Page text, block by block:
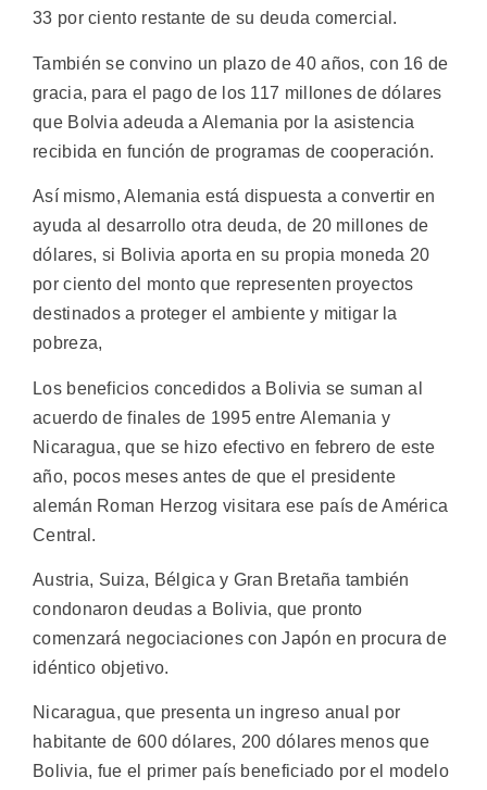
33 por ciento restante de su deuda comercial.
También se convino un plazo de 40 años, con 16 de
gracia, para el pago de los 117 millones de dólares
que Bolvia adeuda a Alemania por la asistencia
recibida en función de programas de cooperación.
Así mismo, Alemania está dispuesta a convertir en
ayuda al desarrollo otra deuda, de 20 millones de
dólares, si Bolivia aporta en su propia moneda 20
por ciento del monto que representen proyectos
destinados a proteger el ambiente y mitigar la
pobreza,
Los beneficios concedidos a Bolivia se suman al
acuerdo de finales de 1995 entre Alemania y
Nicaragua, que se hizo efectivo en febrero de este
año, pocos meses antes de que el presidente
alemán Roman Herzog visitara ese país de América
Central.
Austria, Suiza, Bélgica y Gran Bretaña también
condonaron deudas a Bolivia, que pronto
comenzará negociaciones con Japón en procura de
idéntico objetivo.
Nicaragua, que presenta un ingreso anual por
habitante de 600 dólares, 200 dólares menos que
Bolivia, fue el primer país beneficiado por el modelo